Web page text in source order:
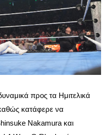
προς τα Ημιτελικά
κατάφερε να
Nakamura και